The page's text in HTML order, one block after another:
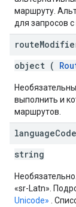
маршруту.
для запросов
route
object (
выполнить и
маршрутов.
languageCode
string
«sr-Latn».
Unicode» .